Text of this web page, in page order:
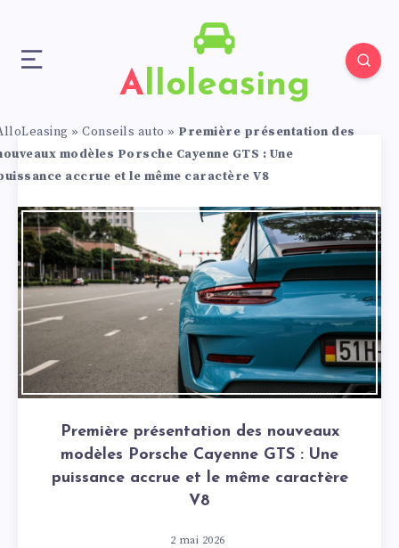
Alloleasing
» Conseils auto » Première présentation des
modèles Porsche Cayenne GTS : Une
accrue et le même caractère V8
Première présentation des nouveaux
modèles Porsche Cayenne GTS : Une
puissance accrue et le même caractère
V8
2 mai 2026